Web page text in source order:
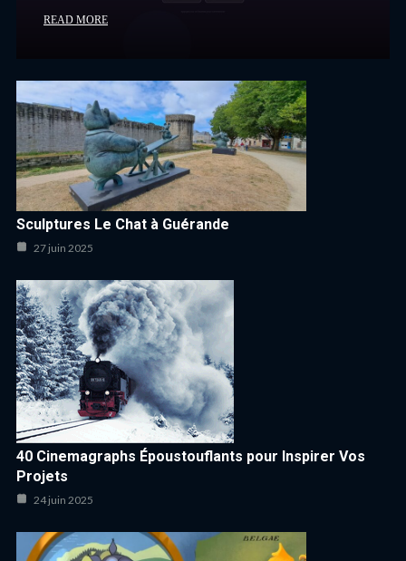
READ MORE
Sculptures Le Chat à Guérande
27 juin 2025
40 Cinemagraphs Époustouflants pour Inspirer Vos
Projets
24 juin 2025